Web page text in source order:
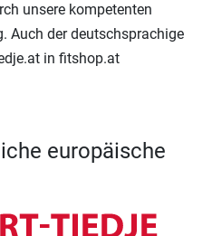
unsere kompetenten
Auch der deutschsprachige
in fitshop.at
europäische